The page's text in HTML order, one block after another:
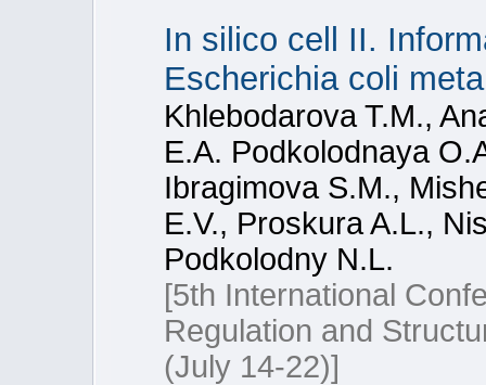
In silico cell II.
Escherichia coli
Khlebodarova T.M.,
E.A. Podkolodnaya
Ibragimova S.M.,
E.V., Proskura A.L.,
Podkolodny N.L.
[5th International
Regulation and
(July 14-22)]